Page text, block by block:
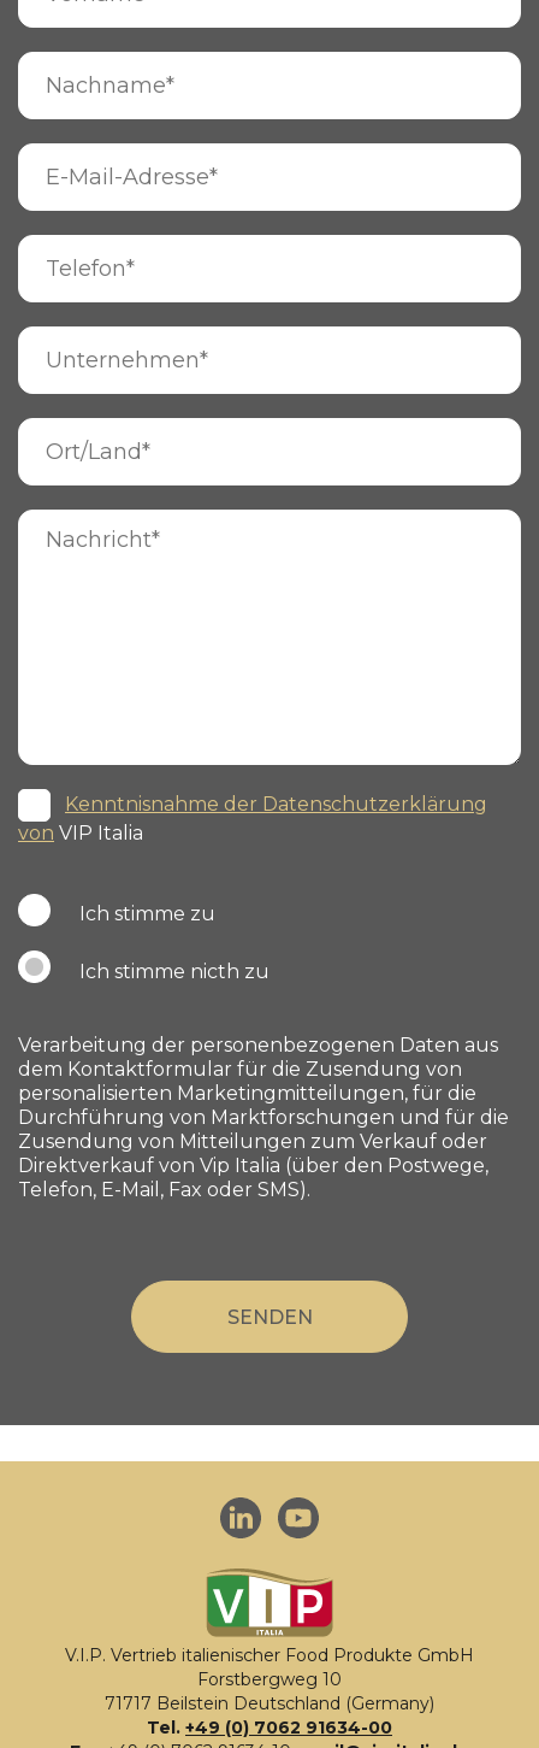
Kenntnisnahme der Datenschutzerklärung
von VIP Italia
Ich stimme zu
Ich stimme nicth zu
Verarbeitung der personenbezogenen Daten aus
dem Kontaktformular für die Zusendung von
personalisierten Marketingmitteilungen, für die
Durchführung von Marktforschungen und für die
Zusendung von Mitteilungen zum Verkauf oder
Direktverkauf von Vip Italia (über den Postwege,
Telefon, E-Mail, Fax oder SMS).
V.I.P. Vertrieb italienischer Food Produkte GmbH
Forstbergweg 10
71717 Beilstein Deutschland (Germany)
Tel. +49 (0) 7062 91634-00